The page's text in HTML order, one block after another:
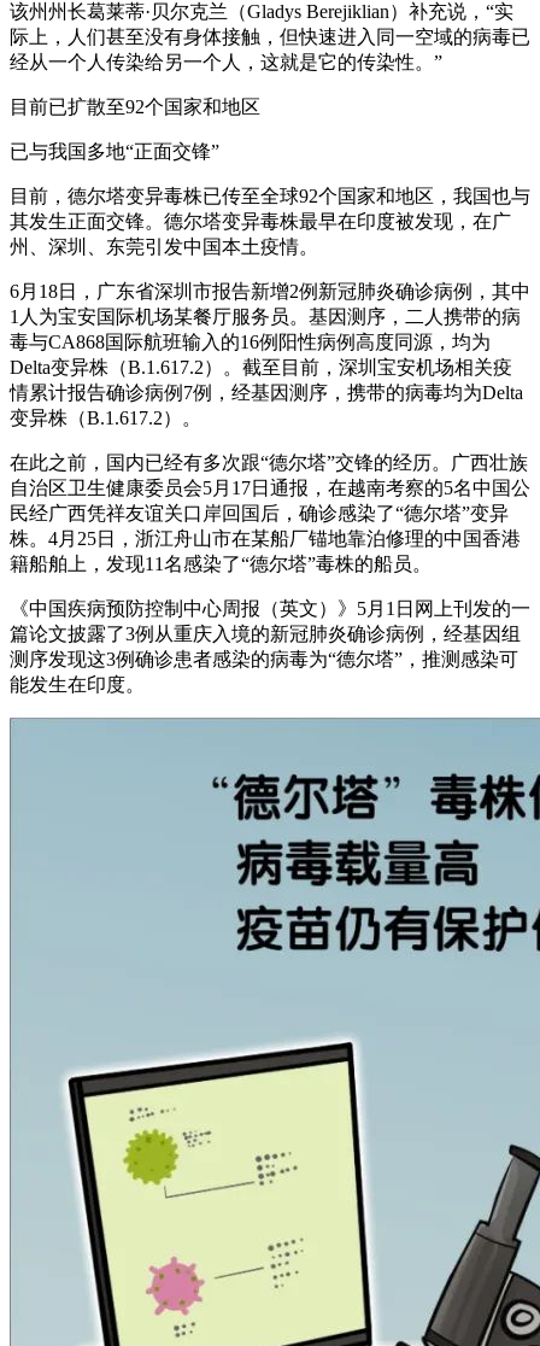
该州州长葛莱蒂·贝尔克兰（Gladys Berejiklian）补充说，“实
际上，人们甚至没有身体接触，但快速进入同一空域的病毒已
经从一个人传染给另一个人，这就是它的传染性。”
目前已扩散至92个国家和地区
已与我国多地“正面交锋”
目前，德尔塔变异毒株已传至全球92个国家和地区，我国也与
其发生正面交锋。德尔塔变异毒株最早在印度被发现，在广
州、深圳、东莞引发中国本土疫情。
6月18日，广东省深圳市报告新增2例新冠肺炎确诊病例，其中
1人为宝安国际机场某餐厅服务员。基因测序，二人携带的病
毒与CA868国际航班输入的16例阳性病例高度同源，均为
Delta变异株（B.1.617.2）。截至目前，深圳宝安机场相关疫
情累计报告确诊病例7例，经基因测序，携带的病毒均为Delta
变异株（B.1.617.2）。
在此之前，国内已经有多次跟“德尔塔”交锋的经历。广西壮族
自治区卫生健康委员会5月17日通报，在越南考察的5名中国公
民经广西凭祥友谊关口岸回国后，确诊感染了“德尔塔”变异
株。4月25日，浙江舟山市在某船厂锚地靠泊修理的中国香港
籍船舶上，发现11名感染了“德尔塔”毒株的船员。
《中国疾病预防控制中心周报（英文）》5月1日网上刊发的一
篇论文披露了3例从重庆入境的新冠肺炎确诊病例，经基因组
测序发现这3例确诊患者感染的病毒为“德尔塔”，推测感染可
能发生在印度。